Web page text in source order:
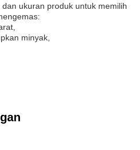
ukuran produk untuk memilih
minyak,